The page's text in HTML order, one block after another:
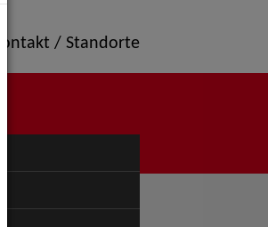
Kontakt / Standorte